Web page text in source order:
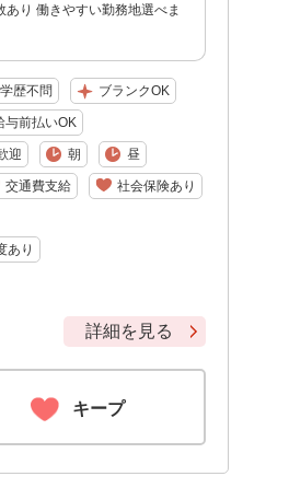
り 働きやすい勤務地選べま
学歴不問 ブランクOK
与前払いOK
迎 朝 昼
交通費支給 社会保険あり
あり
詳細を見る
キープ